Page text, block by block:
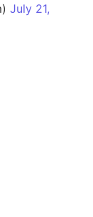
July 21,